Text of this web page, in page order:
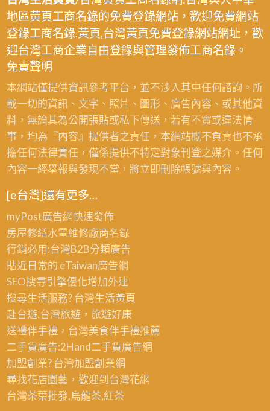
地區黃頁工商名錄的免費登錄網站，歡迎免費網站
登錄工商名錄.黃頁,台灣黃頁免費登錄網站網址，歡
迎台灣工商企業自由登錄與管理發佈工商名錄。
免責聲明
本網站僅提供資訊參考平台，並不涉入其中任何諮詢。所
載一切的資訊、文字、照片、圖形、廣告內容、或其他資
料，無論其為公開張貼或私下傳送，若有不實或違法情
事，均為『內容』提供者之責任，本網站概不負責也不承
擔任何法律責任，僅係提供不特定對象刊登之媒介。任何
內容一經舉報與發現不當，將立即刪除帳號與內容。
[e台灣]還有更多…
myPost廣告網快速發佈
房屋修繕水電維修廠商名錄
行銷必用:台灣B2B分類廣告
貼近日常的 eTaiwan廣告網
SEO搜尋引擎優化增加外連
搜尋生活服務? 台灣生活黃頁
赴台遊,台灣旅遊，旅遊好康
送禮伴手禮，台灣美食伴手禮推薦
二手貨廣告:2Hand二手貨廣告網
加盟創業? 台灣加盟創業網
尋找花店園藝，歡迎到台灣花網
台灣茶葉批發,烏龍茶,紅茶